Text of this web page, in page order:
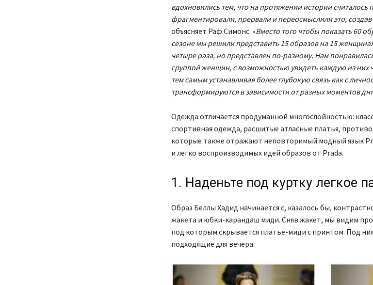
вдохновились тем, что на протяжении истории считалось
фрагментировали, прервали и переосмыслили это,
объясняет Раф Симонс. «Вместо того чтобы показать 60
сезоне мы решили представить 15 образов на 15
четыре раза, но представлен по-разному. Нам
группой женщин, с возможностью увидеть каждую из них
тем самым устанавливая более глубокую связь как с
трансформируются в зависимости от разных моментов
Одежда отличается продуманной многослойностью:
спортивная одежда, расшитые атласные платья,
которые также отражают неповторимый модный язык
и легко воспроизводимых идей образов от Prada.
1. Наденьте под куртку легкое
Образ Беллы Хадид начинается с, казалось бы,
жакета и юбки-карандаш миди. Сняв жакет, мы видим
под которым скрывается платье-миди с принтом. Под
подходящие для вечера.